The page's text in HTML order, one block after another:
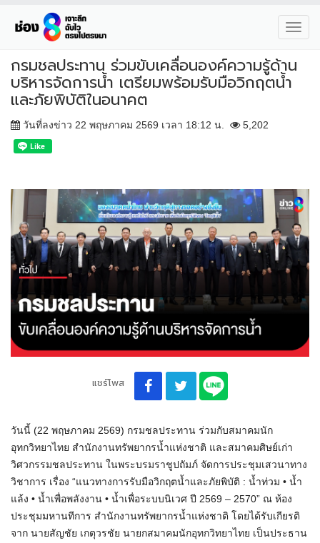
กรมชลประทาน ร่วมขับเคลื่อนองค์ความรู้ด้าน
บริหารจัดการน้ำ เตรียมพร้อมรับมือวิกฤตน้ำ
และภัยพิบัติในอนาคต
วันที่ลงข่าว 22 พฤษภาคม 2569 เวลา 18:12 น. 5,202
แชร์โพส
วันนี้ (22 พฤษภาคม 2569) กรมชลประทาน ร่วมกับสมาคมนัก
อุทกวิทยาไทย สำนักงานทรัพยากรน้ำแห่งชาติ และสมาคมศิษย์เก่า
วิศวกรรมชลประทาน ในพระบรมราชูปถัมภ์ จัดการประชุมเสวนาทาง
วิชาการ เรื่อง “แนวทางการรับมือวิกฤตน้ำและภัยพิบัติ : น้ำท่วม • น้ำ
แล้ง • น้ำเพื่อพลังงาน • น้ำเพื่อระบบนิเวศ ปี 2569 – 2570” ณ ห้อง
ประชุมมหานทีการ สำนักงานทรัพยากรน้ำแห่งชาติ โดยได้รับเกียรติ
จาก นายสัญชัย เกตุวรชัย นายกสมาคมนักอุทกวิทยาไทย เป็นประธาน